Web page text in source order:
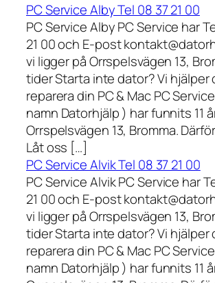
PC Service Alby Tel 08 37 21 00
PC Service Alby PC Service har
21 00 och E-post
vi ligger på Orrspelsvägen 13,
tider Starta inte dator? Vi hjälper
reparera din PC & Mac PC
namn Datorhjälp ) har funnits 11
Orrspelsvägen 13, Bromma.
Låt oss […]
PC Service Alvik Tel 08 37 21 00
PC Service Alvik PC Service har
21 00 och E-post
vi ligger på Orrspelsvägen 13,
tider Starta inte dator? Vi hjälper
reparera din PC & Mac PC
namn Datorhjälp ) har funnits 11